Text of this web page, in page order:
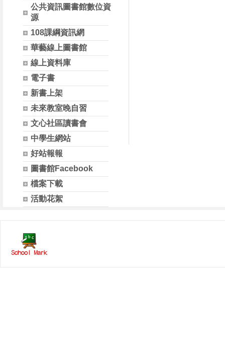
公共資訊圖書館數位資
源
108課綱資訊網
華藝線上圖書館
線上資料庫
電子書
新書上架
未來教室晚自習
文心社區讀書會
中學生網站
好站報報
圖書館Facebook
檔案下載
活動花絮